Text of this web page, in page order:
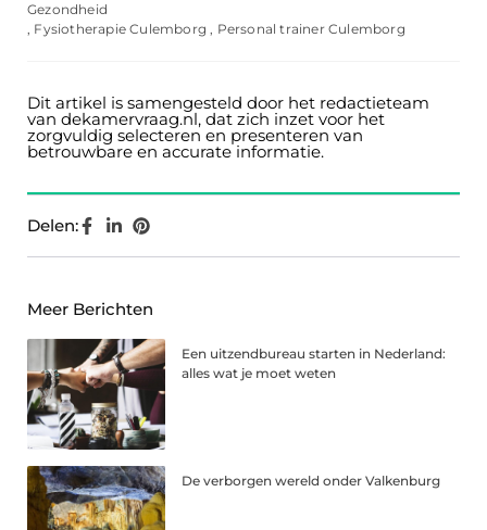
Gezondheid
, Fysiotherapie Culemborg , Personal trainer Culemborg
Dit artikel is samengesteld door het redactieteam
van dekamervraag.nl, dat zich inzet voor het
zorgvuldig selecteren en presenteren van
betrouwbare en accurate informatie.
Delen:
Meer Berichten
Een uitzendbureau starten in Nederland:
alles wat je moet weten
De verborgen wereld onder Valkenburg